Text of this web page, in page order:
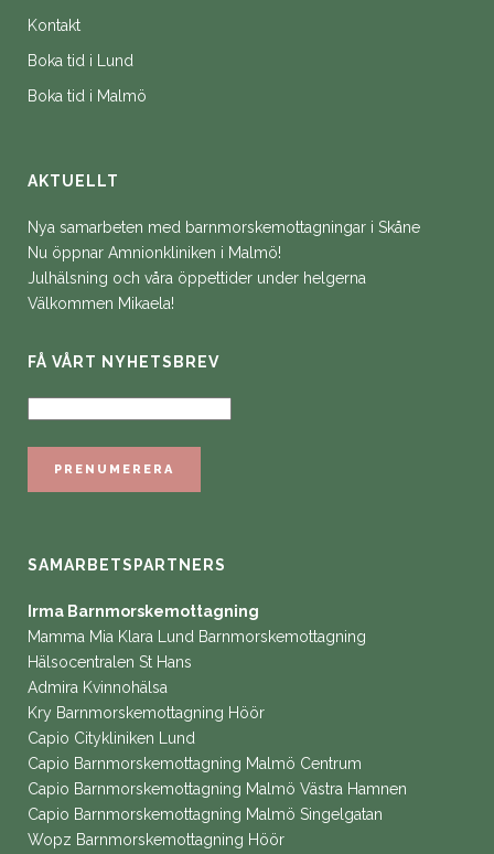
Kontakt
Boka tid i Lund
Boka tid i Malmö
AKTUELLT
Nya samarbeten med barnmorskemottagningar i Skåne
Nu öppnar Amnionkliniken i Malmö!
Julhälsning och våra öppettider under helgerna
Välkommen Mikaela!
FÅ VÅRT NYHETSBREV
SAMARBETSPARTNERS
Irma Barnmorskemottagning
Mamma Mia Klara Lund Barnmorskemottagning
Hälsocentralen St Hans
Admira Kvinnohälsa
Kry Barnmorskemottagning Höör
Capio Citykliniken Lund
Capio Barnmorskemottagning Malmö Centrum
Capio Barnmorskemottagning Malmö Västra Hamnen
Capio Barnmorskemottagning Malmö Singelgatan
Wopz Barnmorskemottagning Höör